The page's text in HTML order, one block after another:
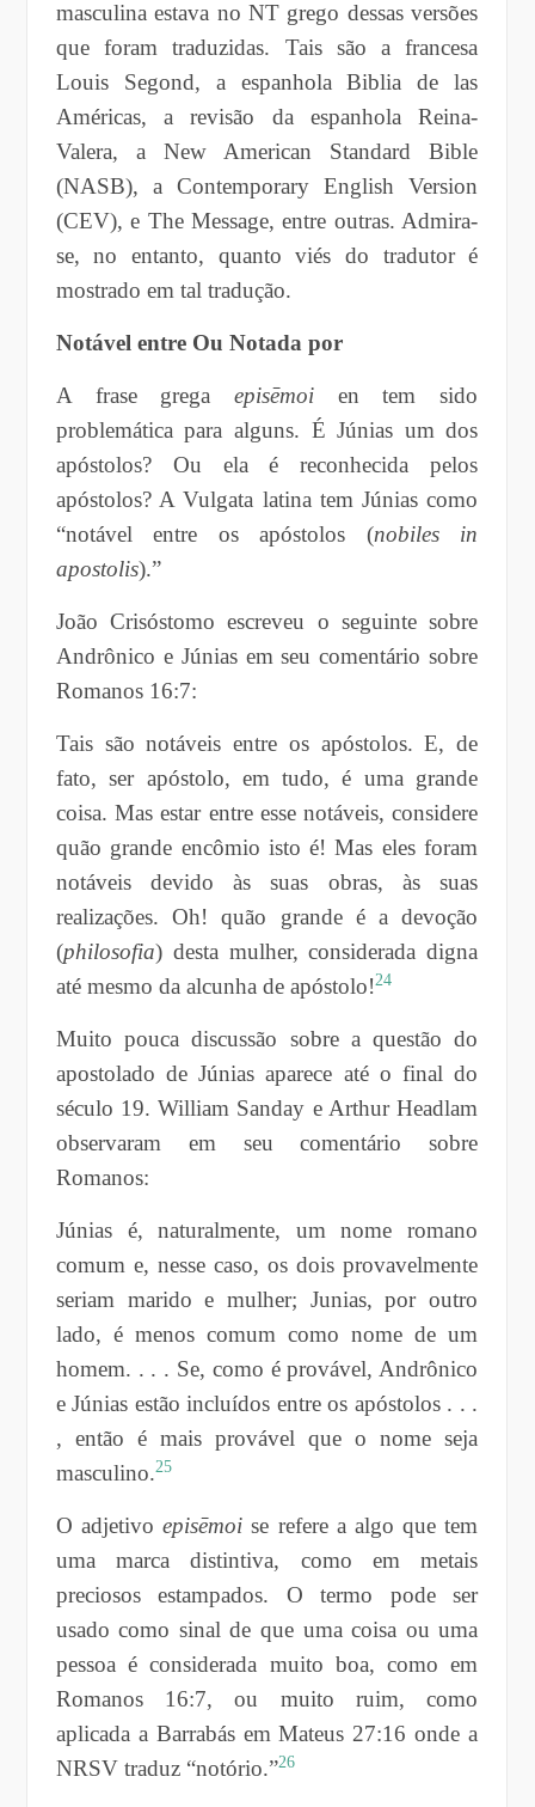
masculina estava no NT grego dessas versões
que foram traduzidas. Tais são a francesa
Louis Segond, a espanhola Biblia de las
Américas, a revisão da espanhola Reina-
Valera, a New American Standard Bible
(NASB), a Contemporary English Version
(CEV), e The Message, entre outras. Admira-
se, no entanto, quanto viés do tradutor é
mostrado em tal tradução.
Notável entre Ou Notada por
A frase grega episēmoi en tem sido
problemática para alguns. É Júnias um dos
apóstolos? Ou ela é reconhecida pelos
apóstolos? A Vulgata latina tem Júnias como
“notável entre os apóstolos (nobiles in
apostolis).”
João Crisóstomo escreveu o seguinte sobre
Andrônico e Júnias em seu comentário sobre
Romanos 16:7:
Tais são notáveis entre os apóstolos. E, de
fato, ser apóstolo, em tudo, é uma grande
coisa. Mas estar entre esse notáveis, considere
quão grande encômio isto é! Mas eles foram
notáveis devido às suas obras, às suas
realizações. Oh! quão grande é a devoção
(philosofia) desta mulher, considerada digna
até mesmo da alcunha de apóstolo!24
Muito pouca discussão sobre a questão do
apostolado de Júnias aparece até o final do
século 19. William Sanday e Arthur Headlam
observaram em seu comentário sobre
Romanos:
Júnias é, naturalmente, um nome romano
comum e, nesse caso, os dois provavelmente
seriam marido e mulher; Junias, por outro
lado, é menos comum como nome de um
homem. . . . Se, como é provável, Andrônico
e Júnias estão incluídos entre os apóstolos . . .
, então é mais provável que o nome seja
masculino.25
O adjetivoepisēmoi se refere a algo que tem
uma marca distintiva, como em metais
preciosos estampados. O termo pode ser
usado como sinal de que uma coisa ou uma
pessoa é considerada muito boa, como em
Romanos 16:7, ou muito ruim, como
aplicada a Barrabás em Mateus 27:16 onde a
NRSV traduz “notório.”26